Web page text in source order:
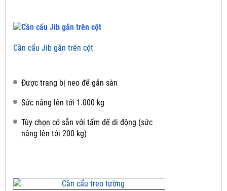
Cần cẩu Jib gắn trên cột
Được trang bị neo để gắn sàn
Sức nâng lên tới 1.000 kg
Tùy chọn có sẵn với tấm đế di động (sức
nâng lên tới 200 kg)